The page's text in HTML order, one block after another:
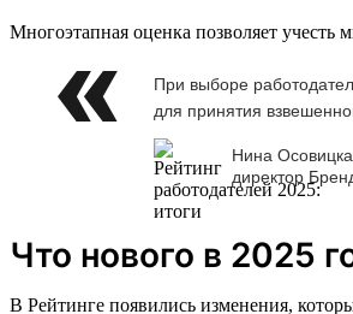
Многоэтапная оценка позволяет
При выборе
для принятия
Нина
директор
Что нового в 2025
В Рейтинге появились изменения,